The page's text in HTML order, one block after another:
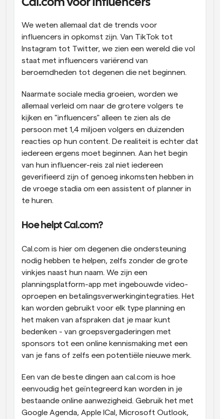
Supercharged planning met AI-gestuurde
oproepen
Automatiseer planning en herinneringen
Blog
Blijf op de hoogte van het laatste nieuws en updates
Ontmoet cliënten binnen enkele minuten
Dynamische Groep Links
Boek naadloos vergaderingen met meerdere mensen
Webhooks
Ontvang een melding wanneer er iets gebeurt
Cal.com voor Influencers
We weten allemaal dat de trends voor
influencers in opkomst zijn. Van TikTok tot
Instagram tot Twitter, we zien een wereld die vol
staat met influencers variërend van
beroemdheden tot degenen die net beginnen.
Naarmate sociale media groeien, worden we
allemaal verleid om naar de grotere volgers te
kijken en "influencers" alleen te zien als de
persoon met 1,4 miljoen volgers en duizenden
reacties op hun content. De realiteit is echter dat
iedereen ergens moet beginnen. Aan het begin
van hun influencer-reis zal niet iedereen
geverifieerd zijn of genoeg inkomsten hebben in
de vroege stadia om een assistent of planner in
te huren.
Hoe helpt Cal.com?
Cal.com is hier om degenen die ondersteuning
nodig hebben te helpen, zelfs zonder de grote
vinkjes naast hun naam. We zijn een
planningsplatform-app met ingebouwde video-
oproepen en betalingsverwerkingintegraties. Het
kan worden gebruikt voor elk type planning en
het maken van afspraken dat je maar kunt
bedenken - van groepsvergaderingen met
sponsors tot een online kennismaking met een
van je fans of zelfs een potentiële nieuwe merk.
Een van de beste dingen aan cal.com is hoe
eenvoudig het geïntegreerd kan worden in je
bestaande online aanwezigheid. Gebruik het met
Google Agenda, Apple ICal, Microsoft Outlook,